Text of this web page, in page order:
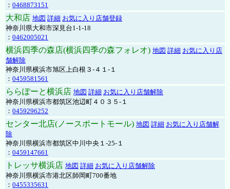
： 0468873151
大和店 地図 詳細 お気に入り店舗登録
神奈川県大和市深見台1-1-18
： 0462005021
横浜四季の森店(横浜四季の森フォレオ) 地図 詳細 お気に入り店
舗解除
神奈川県横浜市旭区上白根３-４１-１
： 0459581561
ららぽーと横浜店 地図 詳細 お気に入り店舗解除
神奈川県横浜市都筑区池辺町４０３５-１
： 0459296252
センター北店(ノースポートモール) 地図 詳細 お気に入り店舗解
除
神奈川県横浜市都筑区中川中央１-25-１
： 0459147661
トレッサ横浜店 地図 詳細 お気に入り店舗解除
神奈川県横浜市港北区師岡町700番地
： 0455335631